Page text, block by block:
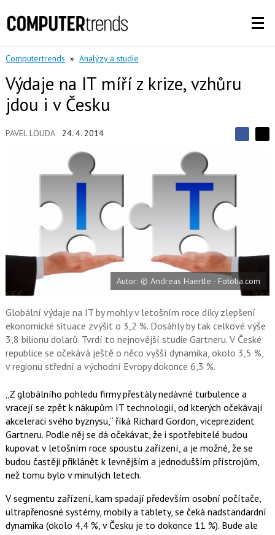
Computertrends » Analýzy a studie
Výdaje na IT míří z krize, vzhůru
jdou i v Česku
PAVEL LOUDA 24. 4. 2014
S
í
e
S
o
k
t
Autor: © Andreas Haertle - Fotolia.com
Globální výdaje na IT by mohly v letošním roce díky zlepšení
ekonomické situace zvýšit o 3,2 %. Dosáhly by tak celkové výše
3,8 bilionu dolarů. Tvrdí to nejnovější studie Gartneru. V České
republice se očekává ještě o něco vyšší dynamika, okolo 3,5 %,
v regionu střední a východní Evropy dokonce 6,3 %.
„Z globálního pohledu firmy přestály nedávné turbulence a
vracejí se zpět k nákupům IT technologií, od kterých očekávají
akceleraci svého byznysu,“ říká Richard Gordon, viceprezident
Gartneru. Podle něj se dá očekávat, že i spotřebitelé budou
kupovat v letošním roce spoustu zařízení, a je možné, že se
budou častěji přiklánět k levnějším a jednodušším přístrojům,
než tomu bylo v minulých letech.
V segmentu zařízení, kam spadají především osobní počítače,
ultrapřenosné systémy, mobily a tablety, se čeká nadstandardní
dynamika (okolo 4,4 %, v Česku je to dokonce 11 %). Bude ale